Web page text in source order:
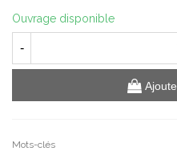
Ouvrage disponible
-
Mots-clés